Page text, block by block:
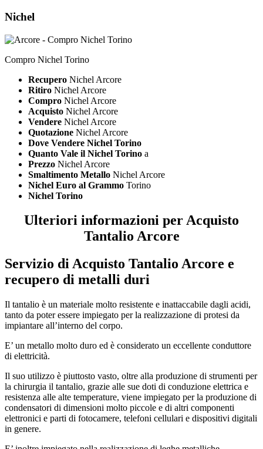
Nichel
Compro Nichel Torino
Recupero Nichel Arcore
Ritiro Nichel Arcore
Compro Nichel Arcore
Acquisto Nichel Arcore
Vendere Nichel Arcore
Quotazione Nichel Arcore
Dove Vendere Nichel Torino
Quanto Vale il Nichel Torino a
Prezzo Nichel Arcore
Smaltimento Metallo Nichel Arcore
Nichel Euro al Grammo Torino
Nichel Torino
Ulteriori informazioni per Acquisto
Tantalio Arcore
Servizio diAcquisto Tantalio Arcore e
recupero di metalli duri
Il tantalio è un materiale molto resistente e inattaccabile dagli acidi,
tanto da poter essere impiegato per la realizzazione di protesi da
impiantare all’interno del corpo.
E’ un metallo molto duro ed è considerato un eccellente conduttore
di elettricità.
Il suo utilizzo è piuttosto vasto, oltre alla produzione di strumenti per
la chirurgia il tantalio, grazie alle sue doti di conduzione elettrica e
resistenza alle alte temperature, viene impiegato per la produzione di
condensatori di dimensioni molto piccole e di altri componenti
elettronici e parti di fotocamere, telefoni cellulari e dispositivi digitali
in genere.